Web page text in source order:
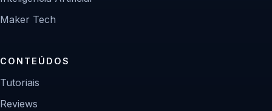
Maker Tech
CONTEÚDOS
Tutoriais
Reviews